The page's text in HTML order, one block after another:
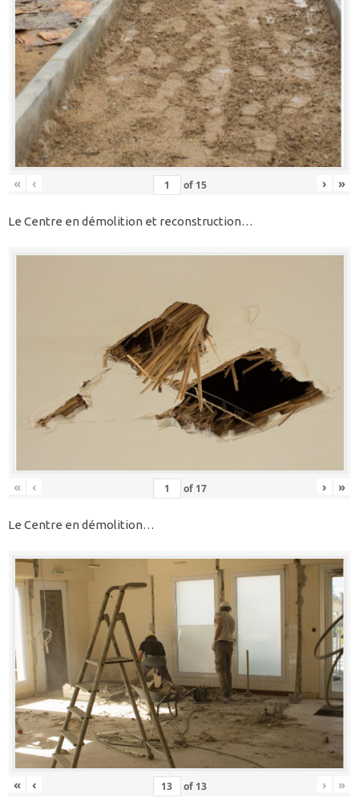
« ‹ of 15 › »
Le Centre en démolition et reconstruction…
« ‹ of 17 › »
Le Centre en démolition…
« ‹ of 13 › »